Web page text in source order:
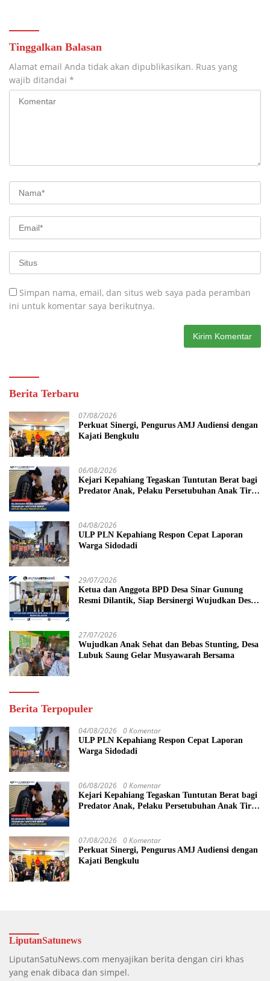
Tinggalkan Balasan
Alamat email Anda tidak akan dipublikasikan. Ruas yang
wajib ditandai *
Simpan nama, email, dan situs web saya pada peramban
ini untuk komentar saya berikutnya.
Berita Terbaru
07/08/2026
Perkuat Sinergi, Pengurus AMJ Audiensi dengan
Kajati Bengkulu
06/08/2026
Kejari Kepahiang Tegaskan Tuntutan Berat bagi
Predator Anak, Pelaku Persetubuhan Anak Tiri
04/08/2026
ULP PLN Kepahiang Respon Cepat Laporan
Warga Sidodadi
29/07/2026
Ketua dan Anggota BPD Desa Sinar Gunung
Resmi Dilantik, Siap Bersinergi Wujudkan Desa
27/07/2026
Wujudkan Anak Sehat dan Bebas Stunting, Desa
Lubuk Saung Gelar Musyawarah Bersama
Berita Terpopuler
04/08/2026 0 Komentar
ULP PLN Kepahiang Respon Cepat Laporan
Warga Sidodadi
06/08/2026 0 Komentar
Kejari Kepahiang Tegaskan Tuntutan Berat bagi
Predator Anak, Pelaku Persetubuhan Anak Tiri
07/08/2026 0 Komentar
Perkuat Sinergi, Pengurus AMJ Audiensi dengan
Kajati Bengkulu
LiputanSatunews
LiputanSatuNews.com menyajikan berita dengan ciri khas
yang enak dibaca dan simpel.